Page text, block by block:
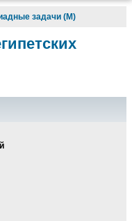
задачи (М)